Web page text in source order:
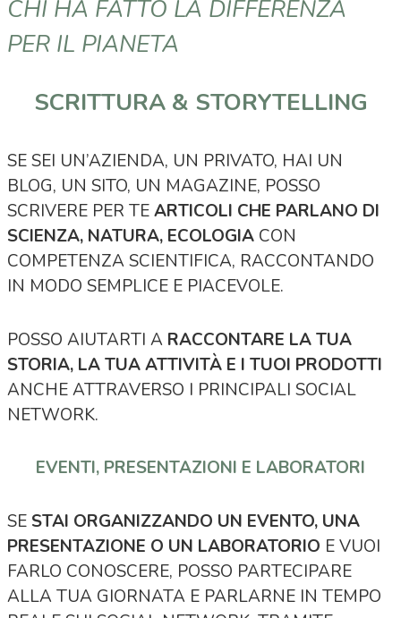
CHI HA FATTO LA DIFFERENZA
PER IL PIANETA
SCRITTURA & STORYTELLING
SE SEI UN’AZIENDA, UN PRIVATO, HAI UN
BLOG, UN SITO, UN MAGAZINE, POSSO
SCRIVERE PER TEARTICOLI CHE PARLANO DI
SCIENZA, NATURA, ECOLOGIA CON
COMPETENZA SCIENTIFICA, RACCONTANDO
IN MODO SEMPLICE E PIACEVOLE.
POSSO AIUTARTI A RACCONTARE LA TUA
STORIA, LA TUA ATTIVITÀ E I TUOI PRODOTTI
ANCHE ATTRAVERSO I PRINCIPALI SOCIAL
NETWORK.
EVENTI, PRESENTAZIONI E LABORATORI
SE STAI ORGANIZZANDO UN EVENTO, UNA
PRESENTAZIONE O UN LABORATORIO E VUOI
FARLO CONOSCERE, POSSO PARTECIPARE
ALLA TUA GIORNATA E PARLARNE IN TEMPO